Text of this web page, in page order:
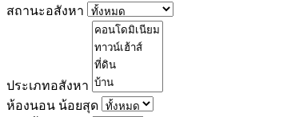
สถานะอสังหา
ประเภทอสังหา
ห้องนอน น้อยสุด